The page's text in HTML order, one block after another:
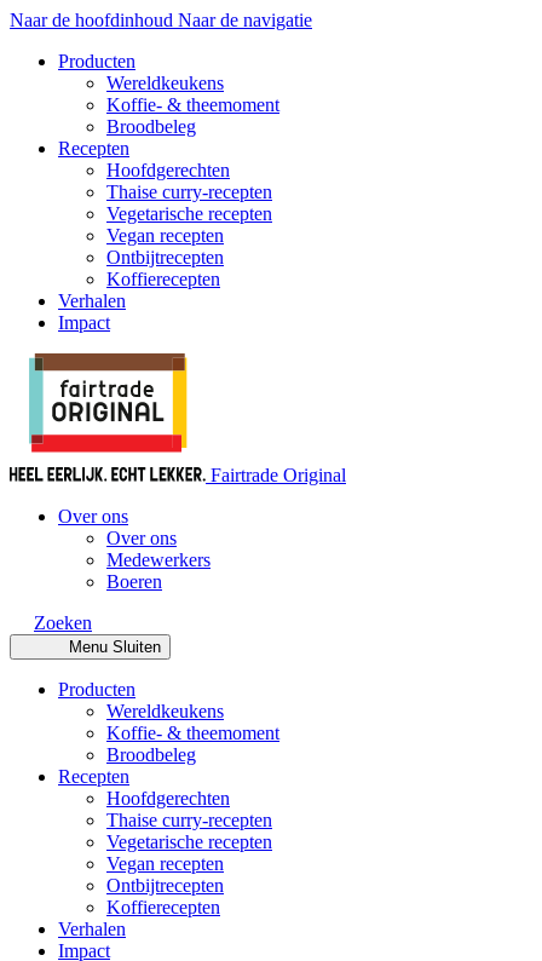
Naar de hoofdinhoud Naar de navigatie
Producten
Wereldkeukens
Koffie- & theemoment
Broodbeleg
Recepten
Hoofdgerechten
Thaise curry-recepten
Vegetarische recepten
Vegan recepten
Ontbijtrecepten
Koffierecepten
Verhalen
Impact
Fairtrade Original
Over ons
Over ons
Medewerkers
Boeren
Zoeken
Menu Sluiten
Producten
Wereldkeukens
Koffie- & theemoment
Broodbeleg
Recepten
Hoofdgerechten
Thaise curry-recepten
Vegetarische recepten
Vegan recepten
Ontbijtrecepten
Koffierecepten
Verhalen
Impact